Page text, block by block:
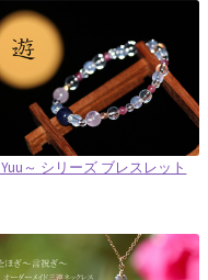
～ シリーズ ブレスレット